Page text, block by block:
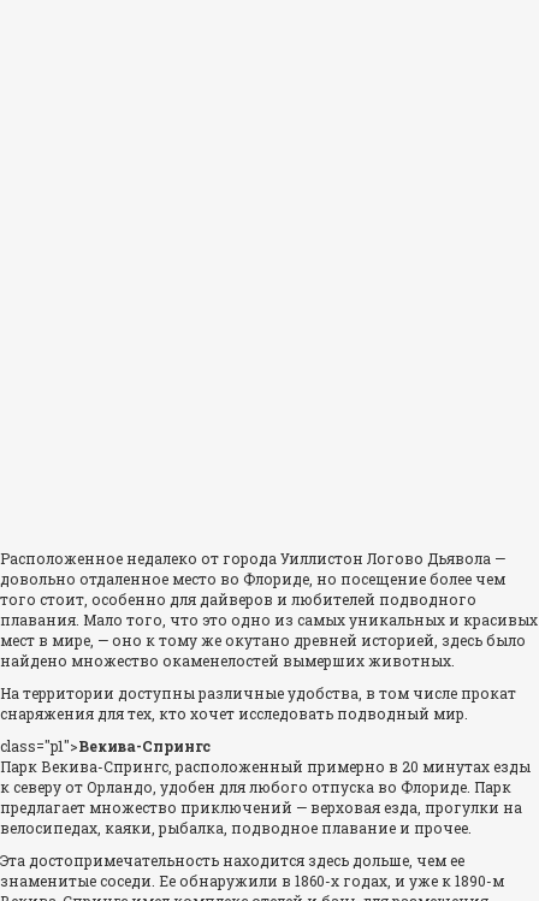
Расположенное недалеко от города Уиллистон Логово Дьявола —
довольно отдаленное место во Флориде, но посещение более чем
того стоит, особенно для дайверов и любителей подводного
плавания. Мало того, что это одно из самых уникальных и красивых
мест в мире, — оно к тому же окутано древней историей, здесь было
найдено множество окаменелостей вымерших животных.
На территории доступны различные удобства, в том числе прокат
снаряжения для тех, кто хочет исследовать подводный мир.
class="p1">Векива-Спрингс
Парк Векива-Спрингс, расположенный примерно в 20 минутах езды
к северу от Орландо, удобен для любого отпуска во Флориде. Парк
предлагает множество приключений — верховая езда, прогулки на
велосипедах, каяки, рыбалка, подводное плавание и прочее.
Эта достопримечательность находится здесь дольше, чем ее
знаменитые соседи. Ее обнаружили в 1860-х годах, и уже к 1890-м